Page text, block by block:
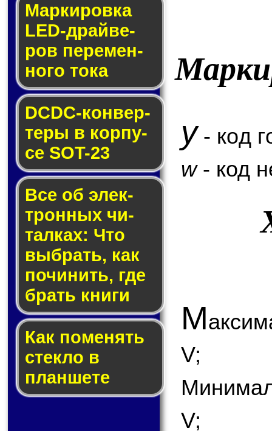
Маркировка
LED-драй­ве­
ров пе­ре­мен­
но­го то­ка
DCDC-кон­вер­
те­ры в кор­пу­
се SOT-23
Все об элек­
трон­ных чи­
тал­ках: Что
выб­рать, как
по­чи­нить, где
брать кни­ги
Как по­ме­нять
стек­ло в
планшете
y- код
w- код
М
V;
V;